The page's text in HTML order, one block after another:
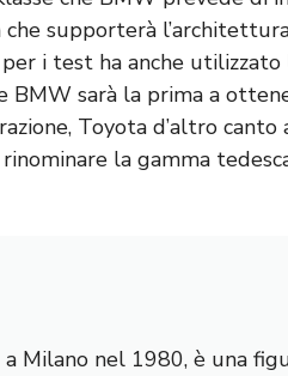
supporterà
i test ha anche
sarà la prima a
Toyota d’altro canto
la gamma
a Milano nel 1980, è una